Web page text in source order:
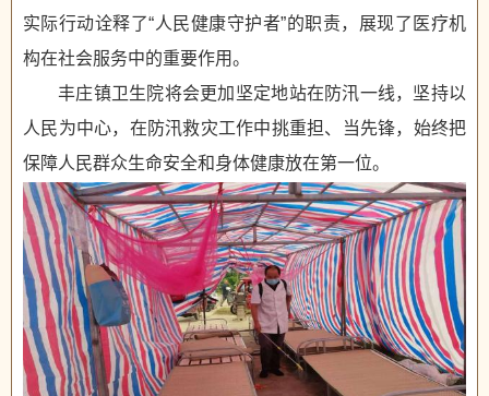
实际行动诠释了“人民健康守护者”的职责，展现了医疗机
构在社会服务中的重要作用。
丰庄镇卫生院将会更加坚定地站在防汛一线，坚持以
人民为中心，在防汛救灾工作中挑重担、当先锋，始终把
保障人民群众生命安全和身体健康放在第一位。